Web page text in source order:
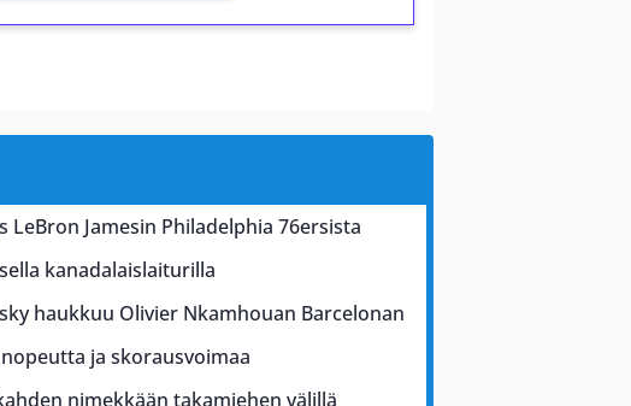
Jamesin Philadelphia 76ersista
kanadalaislaiturilla
haukkuu Olivier Nkamhouan Barcelonan
ja skorausvoimaa
nimekkään takamiehen välillä